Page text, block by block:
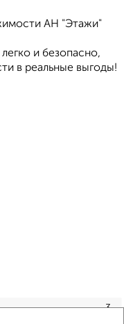
АН "Этажи"
и безопасно,
в реальные выгоды!
3